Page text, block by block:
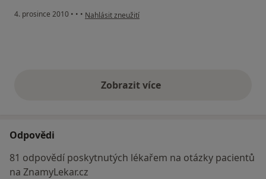
4. prosince 2010 • • • podle názoru uživatele Pacient
Nahlásit zneužití
Zobrazit vícevýše uvedené názory
Odpovědi
81 odpovědí poskytnutých lékařem na otázky pacientů
na ZnamyLekar.cz